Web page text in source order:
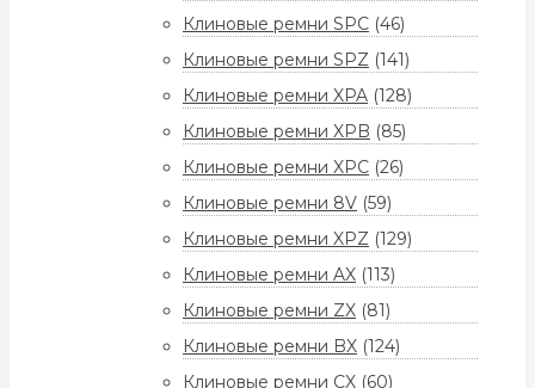
Клиновые ремни SPC (46)
Клиновые ремни SPZ (141)
Клиновые ремни XPA (128)
Клиновые ремни XPB (85)
Клиновые ремни XPC (26)
Клиновые ремни 8V (59)
Клиновые ремни XPZ (129)
Клиновые ремни AX (113)
Клиновые ремни ZX (81)
Клиновые ремни BX (124)
Клиновые ремни CX (60)